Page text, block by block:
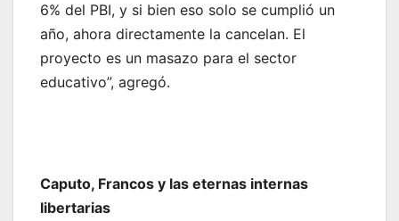
6% del PBI, y si bien eso solo se cumplió un
año, ahora directamente la cancelan. El
proyecto es un masazo para el sector
educativo”, agregó.
Caputo, Francos y las eternas internas
libertarias